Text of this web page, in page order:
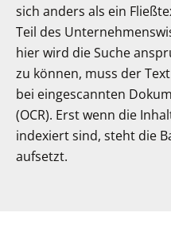
sich anders als ein
Teil des
hier wird die Suche
zu können, muss der
bei eingescannten
(OCR). Erst wenn die
indexiert sind, steht die
aufsetzt.